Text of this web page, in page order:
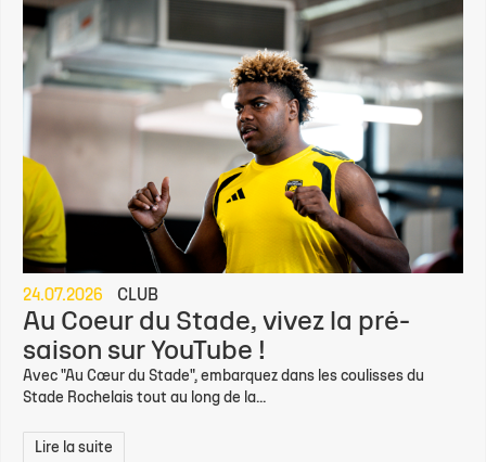
24.07.2026 CLUB
Au Coeur du Stade, vivez la pré-
saison sur YouTube !
Avec "Au Cœur du Stade", embarquez dans les coulisses du
Stade Rochelais tout au long de la...
Lire la suite